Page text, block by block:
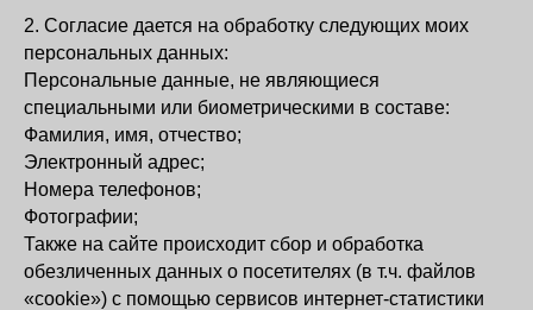
2. Согласие дается на обработку следующих моих
персональных данных:
Персональные данные, не являющиеся
специальными или биометрическими в составе:
Фамилия, имя, отчество;
Электронный адрес;
Номера телефонов;
Фотографии;
Также на сайте происходит сбор и обработка
обезличенных данных о посетителях (в т.ч. файлов
«cookie») с помощью сервисов интернет-статистики